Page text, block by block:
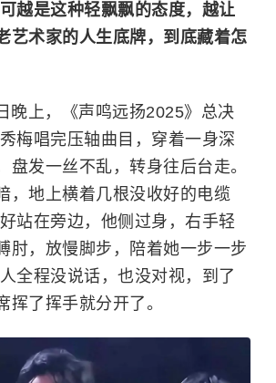
可越是这种轻飘飘的态度，越让
艺术家的人生底牌，到底藏着怎
晚上，《声鸣远扬2025》总决
梅唱完压轴曲目，穿着一身深
盘发一丝不乱，转身往后台走。
，地上横着几根没收好的电缆
站在旁边，他侧过身，右手轻
肘，放慢脚步，陪着她一步一步
全程没说话，也没对视，到了
挥了挥手就分开了。